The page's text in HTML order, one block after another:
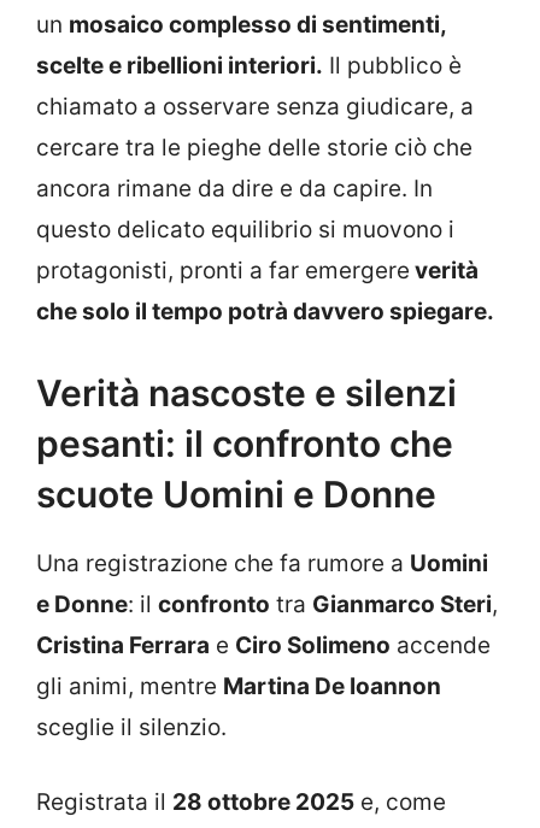
un mosaico complesso di sentimenti,
scelte e ribellioni interiori. Il pubblico è
chiamato a osservare senza giudicare, a
cercare tra le pieghe delle storie ciò che
ancora rimane da dire e da capire. In
questo delicato equilibrio si muovono i
protagonisti, pronti a far emergere verità
che solo il tempo potrà davvero spiegare.
Verità nascoste e silenzi
pesanti: il confronto che
scuote Uomini e Donne
Una registrazione che fa rumore a Uomini
e Donne: il confronto tra Gianmarco Steri,
Cristina Ferrara e Ciro Solimeno accende
gli animi, mentre Martina De Ioannon
sceglie il silenzio.
Registrata il 28 ottobre 2025 e, come